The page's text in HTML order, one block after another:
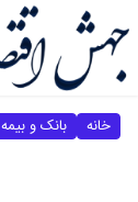
خانه بانک و بیمه